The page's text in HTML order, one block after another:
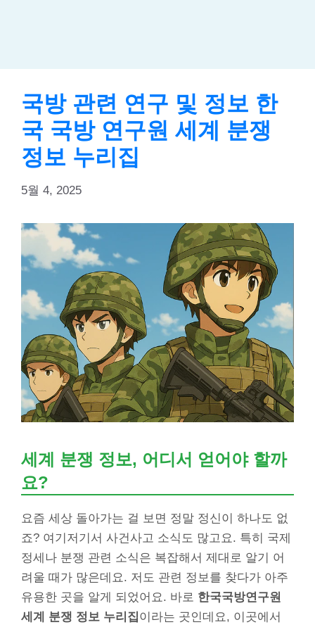
국방 관련 연구 및 정보 한
국 국방 연구원 세계 분쟁
정보 누리집
5월 4, 2025
세계 분쟁 정보, 어디서 얻어야 할까
요?
요즘 세상 돌아가는 걸 보면 정말 정신이 하나도 없
죠? 여기저기서 사건사고 소식도 많고요. 특히 국제
정세나 분쟁 관련 소식은 복잡해서 제대로 알기 어
려울 때가 많은데요. 저도 관련 정보를 찾다가 아주
유용한 곳을 알게 되었어요. 바로 한국국방연구원
세계 분쟁 정보 누리집이라는 곳인데요, 이곳에서